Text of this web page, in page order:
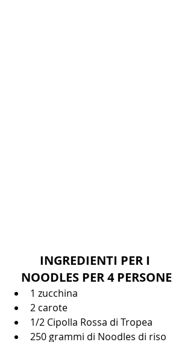
INGREDIENTI PER I
NOODLES PER 4 PERSONE
1 zucchina
2 carote
1/2 Cipolla Rossa di Tropea
250 grammi di Noodles di riso